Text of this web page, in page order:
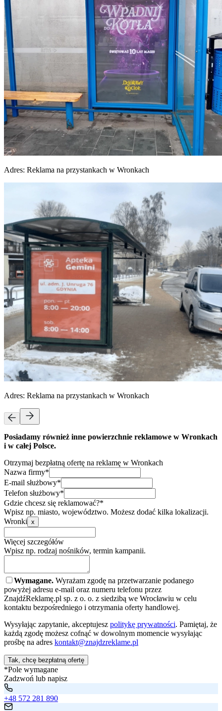
Adres: Reklama na przystankach w Wronkach
Adres: Reklama na przystankach w Wronkach
Posiadamy również inne powierzchnie reklamowe w Wronkach
i w całej Polsce.
Otrzymaj bezpłatną ofertę na reklamę w Wronkach
Nazwa firmy*
E-mail służbowy*
Telefon służbowy*
Gdzie chcesz się reklamować?*
Wpisz np. miasto, województwo. Możesz dodać kilka lokalizacji.
Wronki x
Więcej szczegółów
Wpisz np. rodzaj nośników, termin kampanii.
Wymagane. Wyrażam zgodę na przetwarzanie podanego
powyżej adresu e-mail oraz numeru telefonu przez
ZnajdźReklamę.pl sp. z o. o. z siedzibą we Wrocławiu w celu
kontaktu bezpośredniego i otrzymania oferty handlowej.
Wysyłając zapytanie, akceptujesz politykę prywatności. Pamiętaj, że
każdą zgodę możesz cofnąć w dowolnym momencie wysyłając
prośbę na adres kontakt@znajdzreklame.pl
Tak, chcę bezpłatną ofertę
*Pole wymagane
Zadzwoń lub napisz
+48 572 281 890